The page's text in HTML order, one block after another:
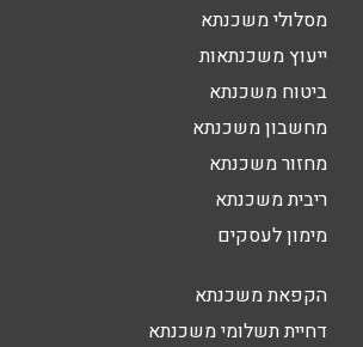
מסלולי משכנתא
ייעוץ משכנתאות
ביטוח משכנתא
מחשבון משכנתא
מחזור משכנתא
ריבית משכנתא
מימון לעסקים
הקפאת משכנתא
דחיית תשלומי משכנתא